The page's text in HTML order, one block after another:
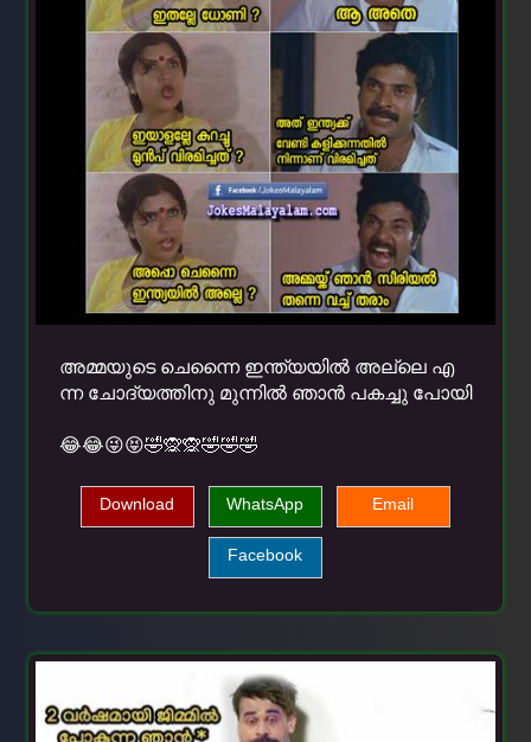
അമ്മയുടെ ചെന്നൈ ഇന്ത്യയില്‍ അല്ലെ എ
ന്ന ചോദ്യത്തിനു മുന്നില്‍ ഞാന്‍ പകച്ചു പോയി
😂😂😜😝🤣🙊🙊🤣🤣🤣
Download WhatsApp Email
Facebook